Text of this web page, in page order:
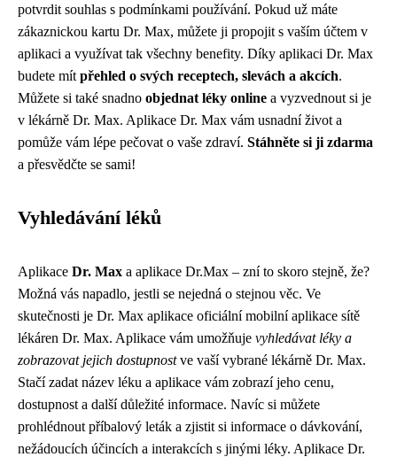
potvrdit souhlas s podmínkami používání. Pokud už máte
zákaznickou kartu Dr. Max, můžete ji propojit s vaším účtem v
aplikaci a využívat tak všechny benefity. Díky aplikaci Dr. Max
budete mít přehled o svých receptech, slevách a akcích.
Můžete si také snadno objednat léky online a vyzvednout si je
v lékárně Dr. Max. Aplikace Dr. Max vám usnadní život a
pomůže vám lépe pečovat o vaše zdraví. Stáhněte si ji zdarma
a přesvědčte se sami!
Vyhledávání léků
Aplikace Dr. Max a aplikace Dr.Max – zní to skoro stejně, že?
Možná vás napadlo, jestli se nejedná o stejnou věc. Ve
skutečnosti je Dr. Max aplikace oficiální mobilní aplikace sítě
lékáren Dr. Max. Aplikace vám umožňuje vyhledávat léky a
zobrazovat jejich dostupnostve vaší vybrané lékárně Dr. Max.
Stačí zadat název léku a aplikace vám zobrazí jeho cenu,
dostupnost a další důležité informace. Navíc si můžete
prohlédnout příbalový leták a zjistit si informace o dávkování,
nežádoucích účincích a interakcích s jinými léky. Aplikace Dr.